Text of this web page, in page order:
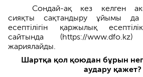
Сондай-ақ кез келген
сияқты сақтандыру ұйымы да
есептілігін қаржылық
сайтында (https://
жариялайды.
Шартқа қол қоюдан бұрын
аудару қажет?